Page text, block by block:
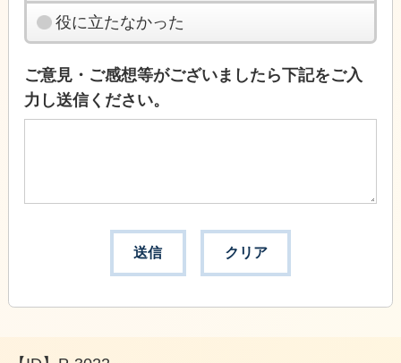
役に立たなかった
ご意見・ご感想等がございましたら下記をご入
力し送信ください。